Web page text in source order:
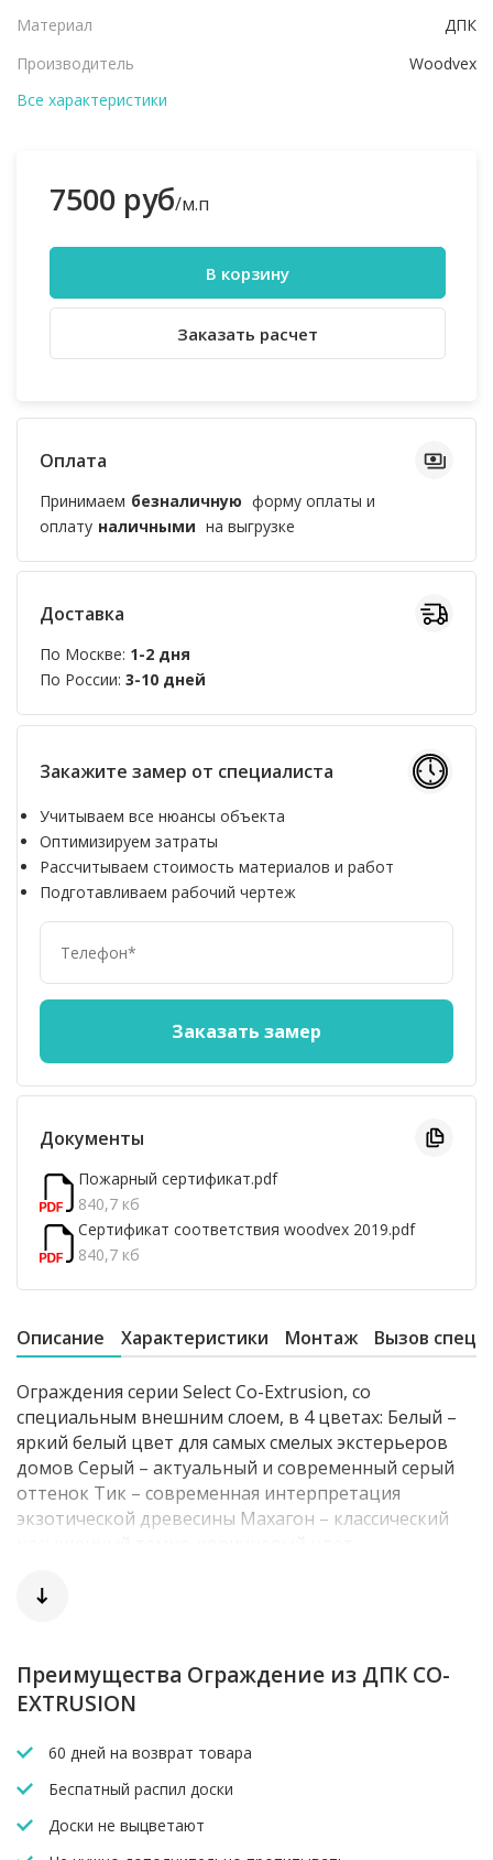
Материал
ДПК
Производитель
Woodvex
Все характеристики
7500 руб/м.п
В корзину
Заказать расчет
Оплата
Принимаем безналичную форму оплаты и
оплату наличными на выгрузке
Доставка
По Москве: 1-2 дня
По России: 3-10 дней
Закажите замер от специалиста
Учитываем все нюансы объекта
Оптимизируем затраты
Рассчитываем стоимость материалов и работ
Подготавливаем рабочий чертеж
Документы
Пожарный сертификат.pdf
840,7 кб
Сертификат соответствия woodvex 2019.pdf
840,7 кб
Описание Характеристики Монтаж Вызов
Ограждения серии Select Co-Extrusion, со
специальным внешним слоем, в 4 цветах: Белый –
яркий белый цвет для самых смелых экстерьеров
домов Серый – актуальный и современный серый
оттенок Тик – современная интерпретация
экзотической древесины Махагон – классический
нуждаются в специальном уходе; не требуют
эксплуатации; не боятся биоповреждений
(насекомых-вредителей, плесени и грибка); имеют
цвет дольше, чем натуральное дерево; не скользят
растрескиваются; абсолютно экологически
безопасны и подходят для вторичной переработки.
Преимущества Ограждение из ДПК CO-
EXTRUSION
60 дней на возврат товара
Беспатный распил доски
Доски не выцветают